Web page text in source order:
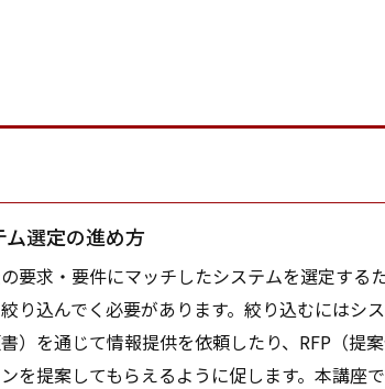
ム選定の進め方
要求・要件にマッチしたシステムを選定する
り込んでく必要があります。絞り込むにはシ
）を通じて情報提供を依頼したり、RFP（提
を提案してもらえるように促します。本講座